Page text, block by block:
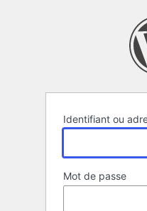
Identifiant ou
Mot de passe